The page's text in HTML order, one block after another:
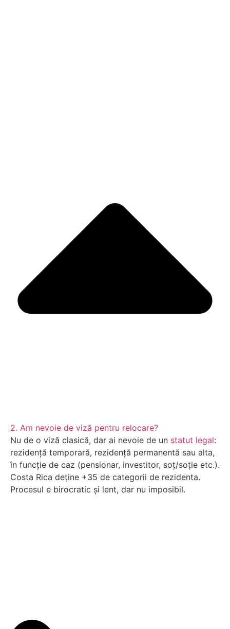
2. Am nevoie de viză pentru relocare?
Nu de o viză clasică, dar ai nevoie de un statut legal:
rezidență temporară, rezidență permanentă sau alta,
în funcție de caz (pensionar, investitor, soț/soție etc.).
Costa Rica deține +35 de categorii de rezidenta.
Procesul e birocratic și lent, dar nu imposibil.